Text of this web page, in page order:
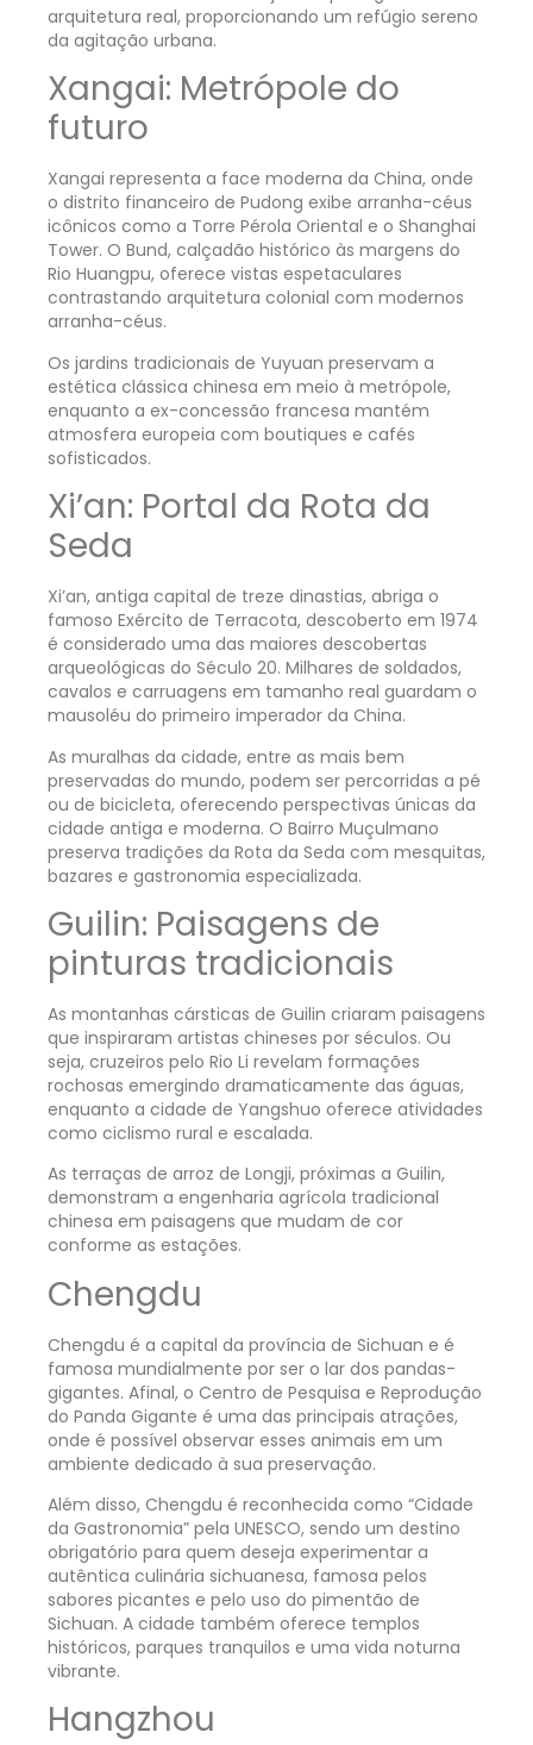
arquitetura real, proporcionando um refúgio sereno
da agitação urbana.
Xangai: Metrópole do
futuro
Xangai representa a face moderna da China, onde
o distrito financeiro de Pudong exibe arranha-céus
icônicos como a Torre Pérola Oriental e o Shanghai
Tower. O Bund, calçadão histórico às margens do
Rio Huangpu, oferece vistas espetaculares
contrastando arquitetura colonial com modernos
arranha-céus.
Os jardins tradicionais de Yuyuan preservam a
estética clássica chinesa em meio à metrópole,
enquanto a ex-concessão francesa mantém
atmosfera europeia com boutiques e cafés
sofisticados.
Xi’an: Portal da Rota da
Seda
Xi’an, antiga capital de treze dinastias, abriga o
famoso Exército de Terracota, descoberto em 1974
é considerado uma das maiores descobertas
arqueológicas do Século 20. Milhares de soldados,
cavalos e carruagens em tamanho real guardam o
mausoléu do primeiro imperador da China.
As muralhas da cidade, entre as mais bem
preservadas do mundo, podem ser percorridas a pé
ou de bicicleta, oferecendo perspectivas únicas da
cidade antiga e moderna. O Bairro Muçulmano
preserva tradições da Rota da Seda com mesquitas,
bazares e gastronomia especializada.
Guilin: Paisagens de
pinturas tradicionais
As montanhas cársticas de Guilin criaram paisagens
que inspiraram artistas chineses por séculos. Ou
seja, cruzeiros pelo Rio Li revelam formações
rochosas emergindo dramaticamente das águas,
enquanto a cidade de Yangshuo oferece atividades
como ciclismo rural e escalada.
As terraças de arroz de Longji, próximas a Guilin,
demonstram a engenharia agrícola tradicional
chinesa em paisagens que mudam de cor
conforme as estações.
Chengdu
Chengdu é a capital da província de Sichuan e é
famosa mundialmente por ser o lar dos pandas-
gigantes. Afinal, o Centro de Pesquisa e Reprodução
do Panda Gigante é uma das principais atrações,
onde é possível observar esses animais em um
ambiente dedicado à sua preservação.
Além disso, Chengdu é reconhecida como “Cidade
da Gastronomia” pela UNESCO, sendo um destino
obrigatório para quem deseja experimentar a
autêntica culinária sichuanesa, famosa pelos
sabores picantes e pelo uso do pimentão de
Sichuan. A cidade também oferece templos
históricos, parques tranquilos e uma vida noturna
vibrante.
Hangzhou